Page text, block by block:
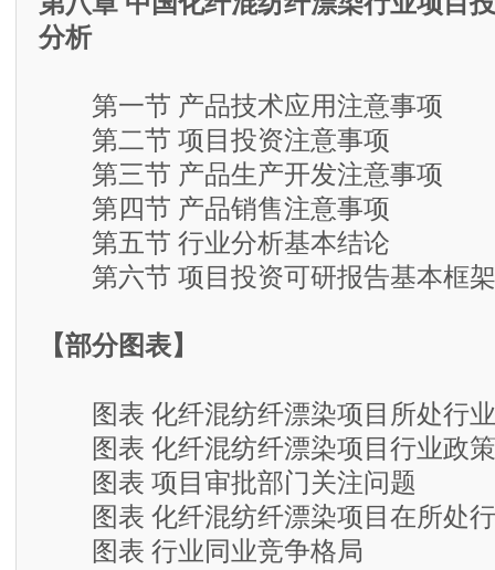
分析
第一节 产品技术应用注意事项
第二节 项目投资注意事项
第三节 产品生产开发注意事项
第四节 产品销售注意事项
第五节 行业分析基本结论
第六节 项目投资可研报告基本框架
【部分图表】
图表 化纤混纺纤漂染项目所处行业
图表 化纤混纺纤漂染项目行业政
图表 项目审批部门关注问题
图表 化纤混纺纤漂染项目在所处行
图表 行业同业竞争格局